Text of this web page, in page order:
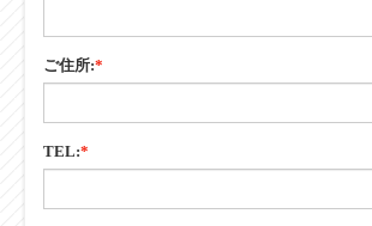
ご住所:*
TEL:*